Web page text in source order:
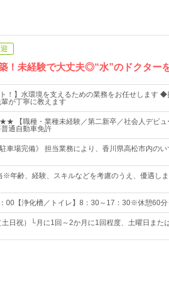
！未経験で大丈夫◎“水”のドクター
！】水環境を支えるための業務をお任せします ◆
が丁寧に教えます
【職種・業種未経験／第二新卒／社会人デビュ
通自動車免許
車場完備》 担当業務により、香川県高松市内の
※年齢、経験、スキルなどを考慮のうえ、優遇し
：00【浄化槽／トイレ】8：30～17：30※休憩60
日祝）└月に1回～2か月に1回程度、土曜日また